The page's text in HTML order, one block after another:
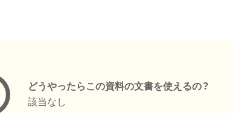
どうやったらこの資料の文書を使えるの？
該当なし